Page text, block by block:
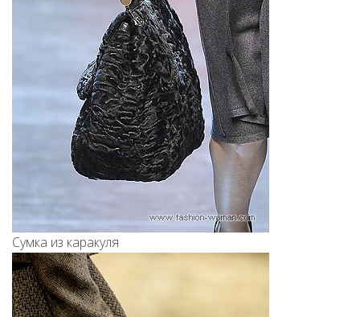
Сумка из каракуля